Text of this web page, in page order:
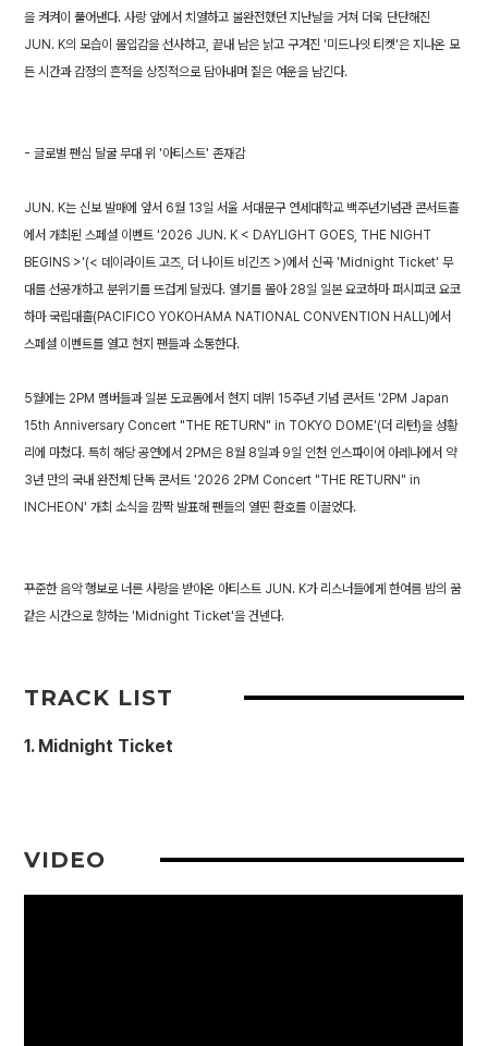
을 켜켜이 풀어낸다. 사랑 앞에서 치열하고 불완전했던 지난날을 거쳐 더욱 단단해진
JUN. K의 모습이 몰입감을 선사하고, 끝내 남은 낡고 구겨진 '미드나잇 티켓'은 지나온 모
든 시간과 감정의 흔적을 상징적으로 담아내며 짙은 여운을 남긴다.
- 글로벌 팬심 달굴 무대 위 '아티스트' 존재감
JUN. K는 신보 발매에 앞서 6월 13일 서울 서대문구 연세대학교 백주년기념관 콘서트홀
에서 개최된 스페셜 이벤트 '2026 JUN. K < DAYLIGHT GOES, THE NIGHT
BEGINS >'(< 데이라이트 고즈, 더 나이트 비긴즈 >)에서 신곡 'Midnight Ticket' 무
대를 선공개하고 분위기를 뜨겁게 달궜다. 열기를 몰아 28일 일본 요코하마 퍼시피코 요코
하마 국립대홀(PACIFICO YOKOHAMA NATIONAL CONVENTION HALL)에서
스페셜 이벤트를 열고 현지 팬들과 소통한다.
5월에는 2PM 멤버들과 일본 도쿄돔에서 현지 데뷔 15주년 기념 콘서트 '2PM Japan
15th Anniversary Concert "THE RETURN" in TOKYO DOME'(더 리턴)을 성황
리에 마쳤다. 특히 해당 공연에서 2PM은 8월 8일과 9일 인천 인스파이어 아레나에서 약
3년 만의 국내 완전체 단독 콘서트 '2026 2PM Concert "THE RETURN" in
INCHEON' 개최 소식을 깜짝 발표해 팬들의 열띤 환호를 이끌었다.
꾸준한 음악 행보로 너른 사랑을 받아온 아티스트 JUN. K가 리스너들에게 한여름 밤의 꿈
같은 시간으로 향하는 'Midnight Ticket'을 건넨다.
TRACK LIST
1. Midnight Ticket
VIDEO